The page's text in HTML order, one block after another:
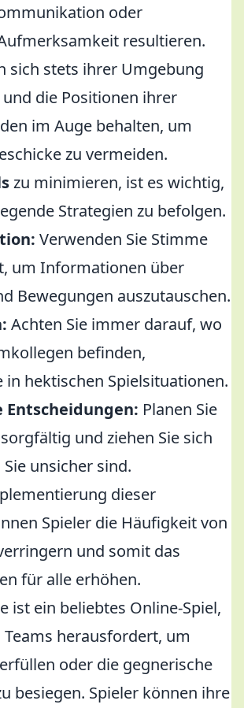
oder
resultieren.
sich stets ihrer Umgebung
die Positionen ihrer
im Auge behalten, um
zu vermeiden.
zu minimieren, ist es wichtig,
Strategien zu befolgen.
Verwenden Sie Stimme
um Informationen über
Bewegungen auszutauschen.
Achten Sie immer darauf, wo
befinden,
in hektischen Spielsituationen.
Entscheidungen: Planen Sie
und ziehen Sie sich
unsicher sind.
dieser
Spieler die Häufigkeit von
und somit das
für alle erhöhen.
ist ein beliebtes Online-Spiel,
Teams herausfordert, um
oder die gegnerische
besiegen. Spieler können ihre